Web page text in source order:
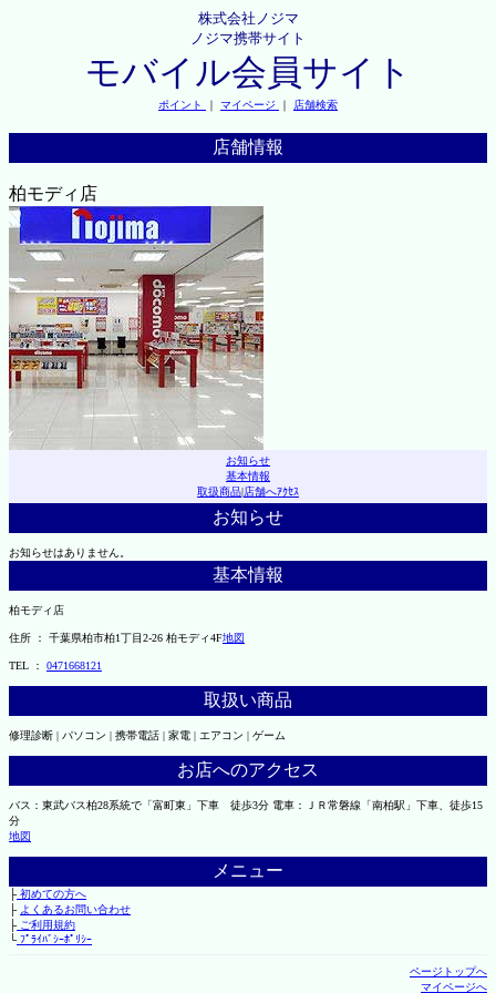
株式会社ノジマ
ノジマ携帯サイト
モバイル会員サイト
ポイント ｜ マイページ ｜ 店舗検索
店舗情報
柏モディ店
お知らせ
基本情報
取扱商品|店舗へｱｸｾｽ
お知らせ
お知らせはありません。
基本情報
柏モディ店
住所 ： 千葉県柏市柏1丁目2-26 柏モディ4F地図
TEL ： 0471668121
取扱い商品
修理診断 | パソコン | 携帯電話 | 家電 | エアコン | ゲーム
お店へのアクセス
バス：東武バス柏28系統で「富町東」下車 徒歩3分 電車：ＪＲ常磐線「南柏駅」下車、徒歩15
分
地図
メニュー
├初めての方へ
├ よくあるお問い合わせ
├ご利用規約
└ﾌﾟﾗｲﾊﾞｼｰﾎﾟﾘｼｰ
ページトップへ
マイページへ